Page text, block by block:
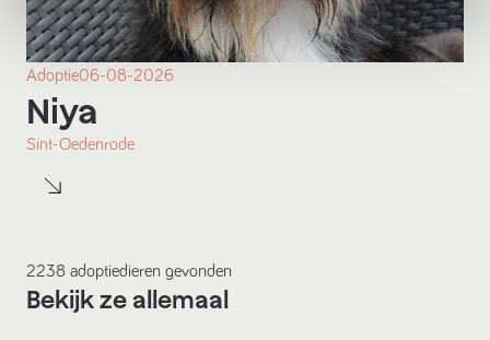
Adoptie06-08-2026
Niya
Sint-Oedenrode
2238 adoptiedieren gevonden
Bekijk ze allemaal